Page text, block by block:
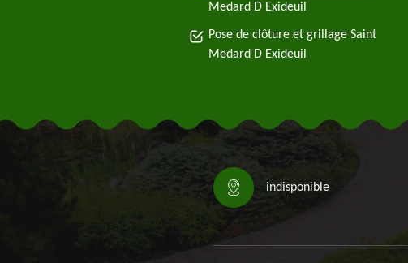
Medard D Exideuil
Pose de clôture et grillage Saint
Medard D Exideuil
indisponible